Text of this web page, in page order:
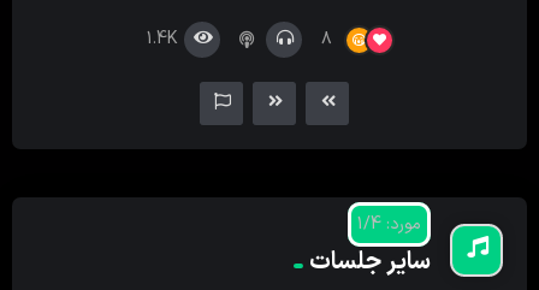
8
1.4K
مورد: 1/4
سایر جلسات